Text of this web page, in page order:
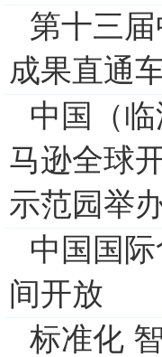
第十三
成果直通
中国（
马逊全球
示范园举
中国国
间开放
标准化